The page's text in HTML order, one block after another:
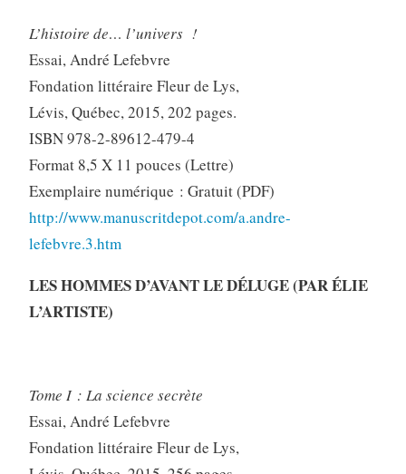
L’histoire de… l’univers !
Essai, André Lefebvre
Fondation littéraire Fleur de Lys,
Lévis, Québec, 2015, 202 pages.
ISBN 978-2-89612-479-4
Format 8,5 X 11 pouces (Lettre)
Exemplaire numérique : Gratuit (PDF)
http://www.manuscritdepot.com/a.andre-
lefebvre.3.htm
LES HOMMES D’AVANT LE DÉLUGE (PAR ÉLIE
L’ARTISTE)
Tome I : La science secrète
Essai, André Lefebvre
Fondation littéraire Fleur de Lys,